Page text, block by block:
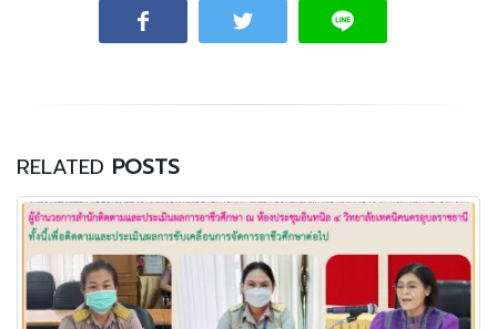
RELATED POSTS